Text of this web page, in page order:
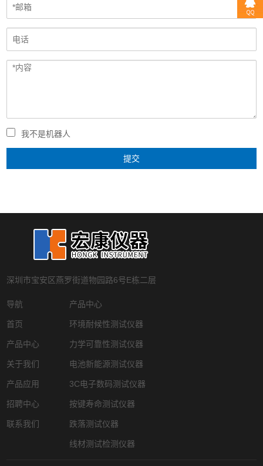
我不是机器人
深圳市宝安区燕罗街道物园路6号E栋二层
导航
首页
产品中心
关于我们
产品应用
招聘中心
联系我们
产品中心
环境耐候性测试仪器
力学可靠性测试仪器
电池新能源测试仪器
3C电子数码测试仪器
按键寿命测试仪器
跌落测试仪器
线材测试检测仪器